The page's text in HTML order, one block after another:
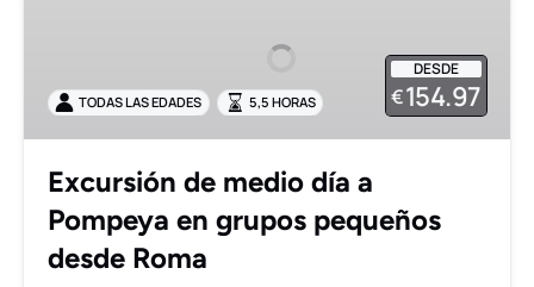
Pompeya
en
pequeños
desde
Roma
DESDE
€154.97
TODAS LAS EDADES 5,5 HORAS
Excursión de medio día a
Pompeya en grupos pequeños
desde Roma